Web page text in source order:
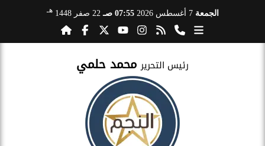
الجمعة 7 أغسطس 2026 07:55 صـ 22 صفر 1448 هـ
رئيس التحرير محمد حلمي